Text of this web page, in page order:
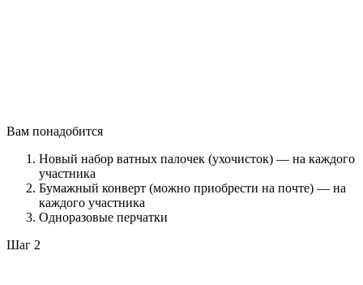
Вам понадобится
Новый набор ватных палочек (ухочисток) — на каждого
участника
Бумажный конверт (можно приобрести на почте) — на
каждого участника
Одноразовые перчатки
Шаг 2